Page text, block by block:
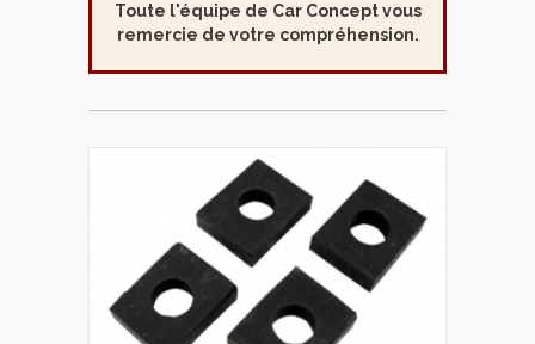
Toute l'équipe de Car Concept vous
remercie de votre compréhension.